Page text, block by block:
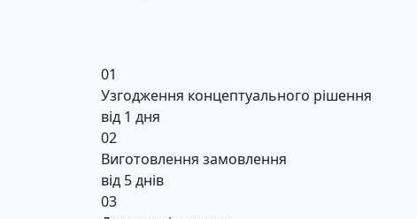
01
Узгодження концептуального рішення
від 1 дня
02
Виготовлення замовлення
від 5 днів
03